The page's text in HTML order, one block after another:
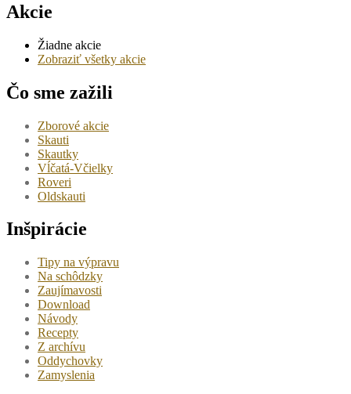
Akcie
Žiadne akcie
Zobraziť všetky akcie
Čo sme zažili
Zborové akcie
Skauti
Skautky
Vĺčatá-Včielky
Roveri
Oldskauti
Inšpirácie
Tipy na výpravu
Na schôdzky
Zaujímavosti
Download
Návody
Recepty
Z archívu
Oddychovky
Zamyslenia